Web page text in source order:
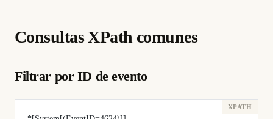
Consultas XPath comunes
Filtrar por ID de evento